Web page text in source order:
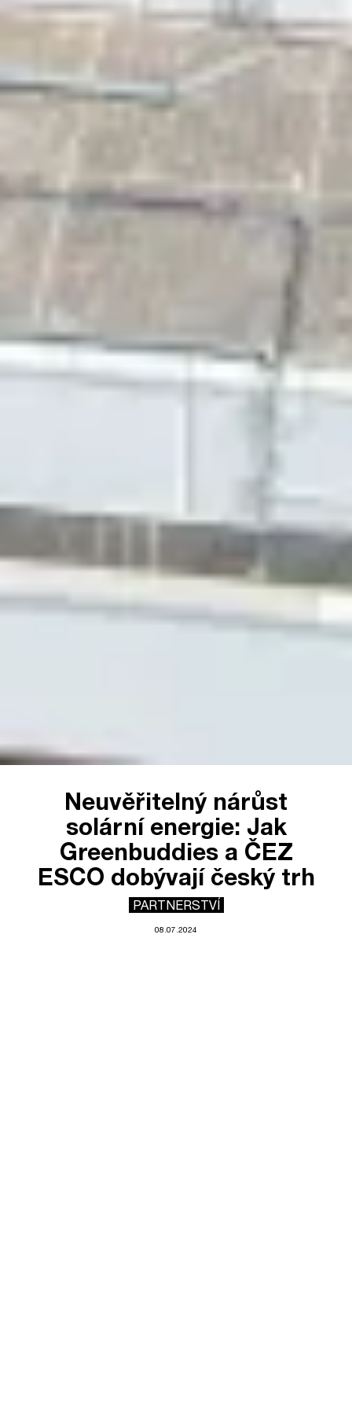
Neuvěřitelný nárůst
solární energie: Jak
Greenbuddies a ČEZ
ESCO dobývají český trh
PARTNERSTVÍ
08.07.2024